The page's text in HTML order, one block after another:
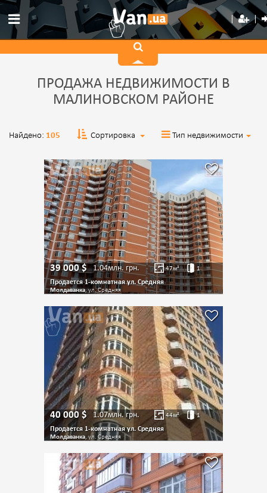
ПРОДАЖА НЕДВИЖИМОСТИ В
МАЛИНОВСКОМ РАЙОНЕ
Найдено: 105 Сортировка Тип недвижимости
39 000$ 1.04млн. грн. 47м² 1
Продается 1-комнатная ул. Средняя
Молдаванка, ул. Средняя
40 000 $ 1.07млн.грн. 44м² 1
Продается 1-комнатная ул. Средняя
Молдаванка, ул. Средняя